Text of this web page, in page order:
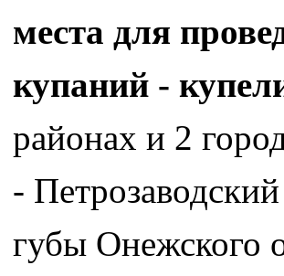
места для
купаний -
районах и 2
-
губы Онежского